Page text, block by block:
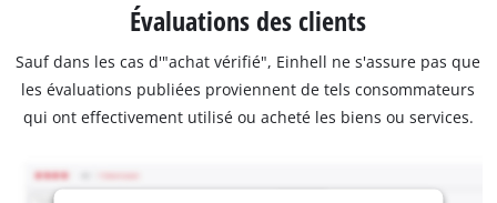
Évaluations des clients
Sauf dans les cas d'"achat vérifié", Einhell ne s'assure pas que
les évaluations publiées proviennent de tels consommateurs
qui ont effectivement utilisé ou acheté les biens ou services.